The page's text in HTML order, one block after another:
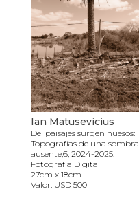
Ian Matusevicius
Del paisajes surgen huesos:
Topografías de una sombra
ausente,6, 2024-2025.
Fotografía Digital
27cm x 18cm.
Valor: USD 500